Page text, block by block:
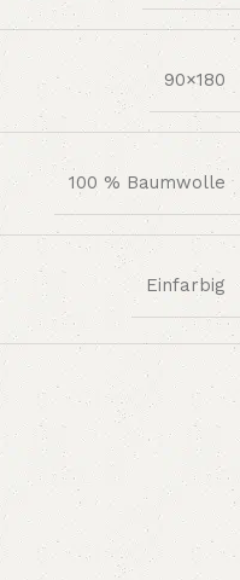
90×180
100 % Baumwolle
Einfarbig